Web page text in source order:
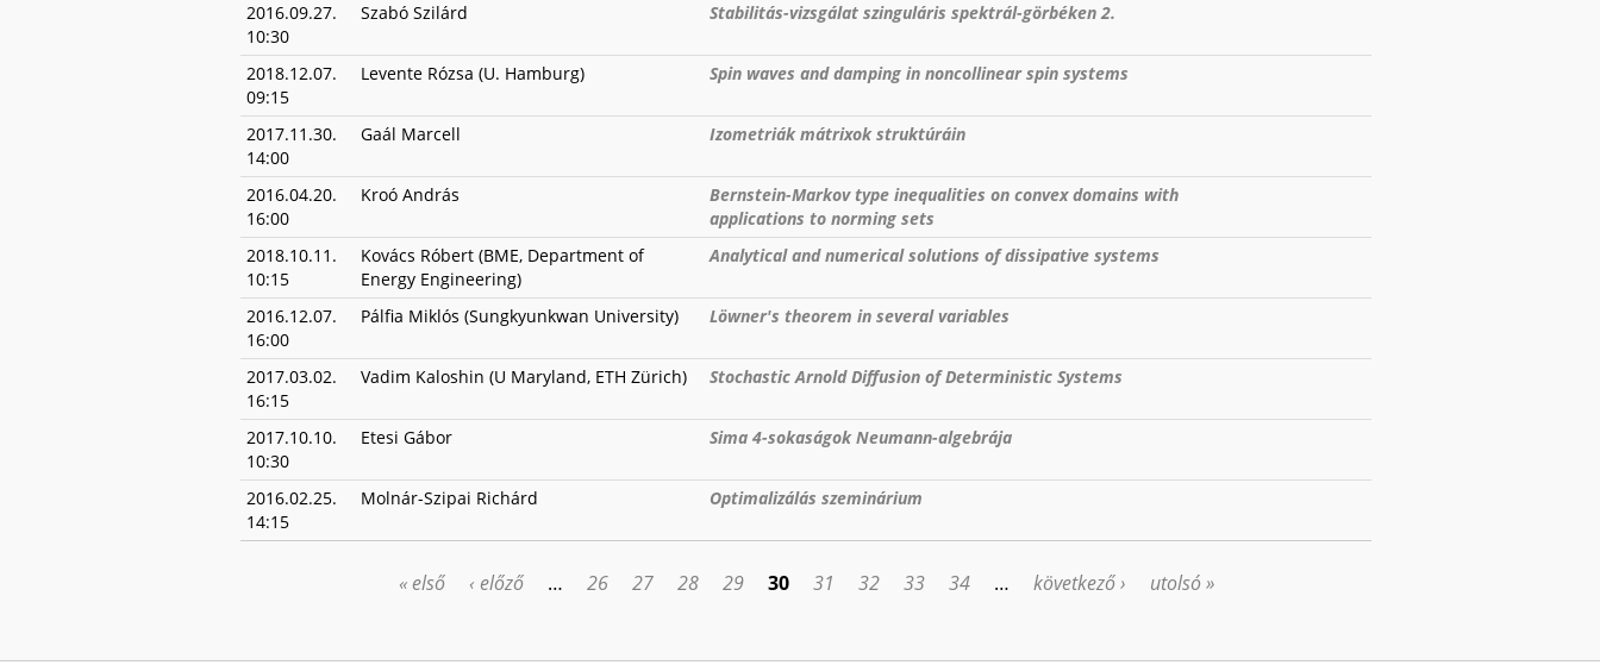
2016.09.27.
10:30
Szabó Szilárd Stabilitás-⁠vizsgálat szinguláris spektrál-⁠görbéken 2.
2018.12.07.
09:15
Levente Rózsa (U. Hamburg) Spin waves and damping in noncollinear spin systems
2017.11.30.
14:00
Gaál Marcell Izometriák mátrixok struktúráin
2016.04.20.
16:00
Kroó András
Bernstein-Markov type inequalities on convex domains with
applications to norming sets
2018.10.11.
10:15
Kovács Róbert (BME, Department of
Energy Engineering)
Analytical and numerical solutions of dissipative systems
2016.12.07.
16:00
Pálfia Miklós (Sungkyunkwan University) Löwner's theorem in several variables
2017.03.02.
16:15
Vadim Kaloshin (U Maryland, ETH Zürich) Stochastic Arnold Diffusion of Deterministic Systems
2017.10.10.
10:30
Etesi Gábor Sima 4-sokaságok Neumann-algebrája
2016.02.25.
14:15
Molnár-Szipai Richárd Optimalizálás szeminárium
« első ‹ előző … 26 27 28 29 30 31 32 33 34 … következő › utolsó »